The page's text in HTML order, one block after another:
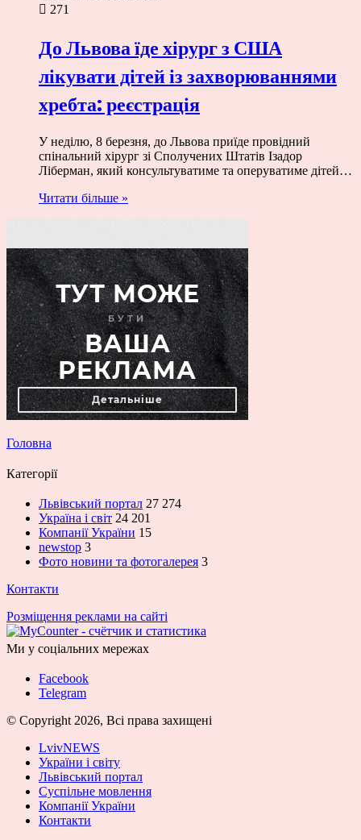
271
До Львова їде хірург з США
лікувати дітей із захворюваннями
хребта: реєстрація
У неділю, 8 березня, до Львова приїде провідний
спінальний хірург зі Сполучених Штатів Ізадор
Ліберман, який консультуватиме та оперуватиме дітей…
Читати більше »
Головна
Категорії
Львівський портал 27 274
Україна і світ 24 201
Компанії України 15
newstop 3
Фото новини та фотогалерея 3
Контакти
Розміщення реклами на сайті
Ми у соціальних мережах
Facebook
Telegram
© Copyright 2026, Всі права захищені
LvivNEWS
України і світу
Львівський портал
Суспільне мовлення
Компанії України
Контакти